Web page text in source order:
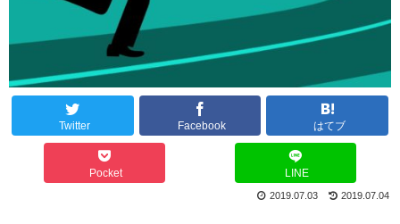
Twitter Facebook はてブ
Pocket LINE
2019.07.04
2019.07.03